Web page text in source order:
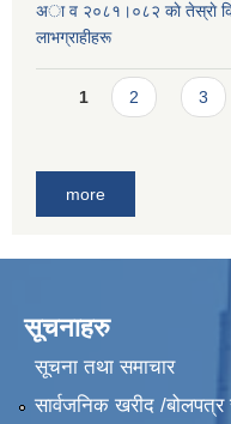
अा व २०८१।०८२ काे तेस्राे
लाभग्राहीहरू
Pages
1 2 3
more
सूचनाहरु
सूचना तथा समाचार
सार्वजनिक खरीद /